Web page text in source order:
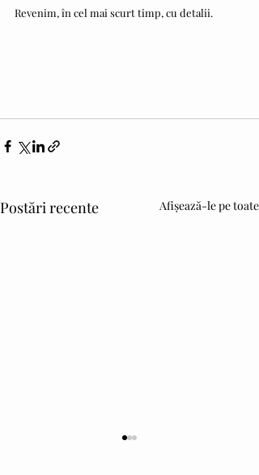
Revenim, în cel mai scurt timp, cu detalii.
Postări recente Afișează-le pe toate